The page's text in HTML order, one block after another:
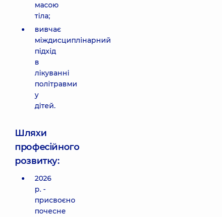
масою
тіла;
вивчає
міждисциплінарний
підхід
в
лікуванні
політравми
у
дітей.
Шляхи
професійного
розвитку:
2026
р. -
присвоєно
почесне